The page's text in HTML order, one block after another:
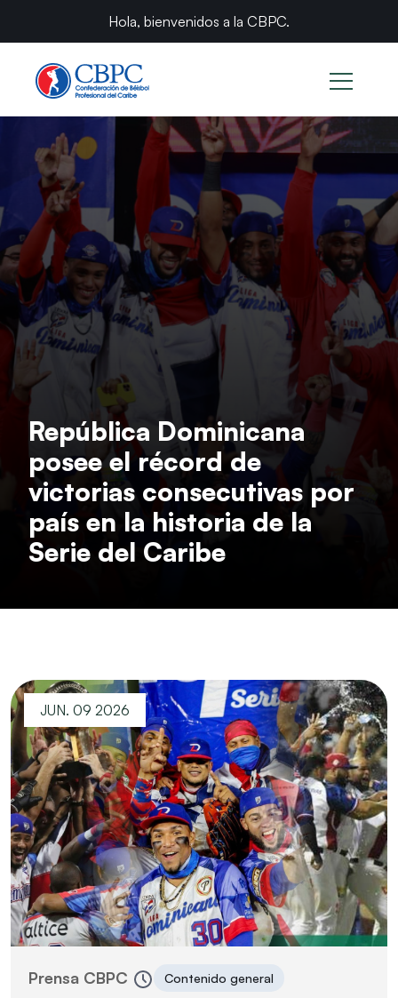
Hola, bienvenidos a la CBPC.
República Dominicana
posee el récord de
victorias consecutivas por
país en la historia de la
Serie del Caribe
JUN. 09 2026
Prensa CBPC Contenido general